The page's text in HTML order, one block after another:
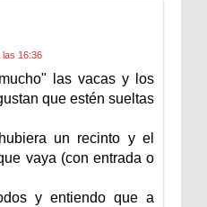
las 16:36
las vacas y los
que estén sueltas
un recinto y el
vaya (con entrada o
y entiendo que a